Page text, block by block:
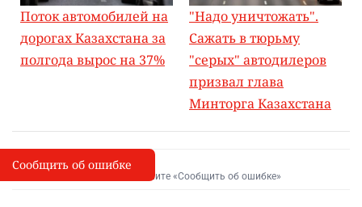
Поток автомобилей на
дорогах Казахстана за
полгода вырос на 37%
"Надо уничтожать".
Сажать в тюрьму
"серых" автодилеров
призвал глава
Минторга Казахстана
I
Сообщить об опечатке
Выделите фрагмент и нажмите «Сообщить об ошибке»
Сообщить об ошибке